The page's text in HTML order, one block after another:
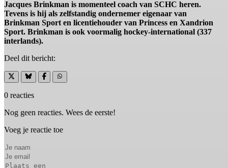
Jacques Brinkman is momenteel coach van SCHC heren.
Tevens is hij als zelfstandig ondernemer eigenaar van
Brinkman Sport en licentiehouder van Princess en Xandrion
Sport. Brinkman is ook voormalig hockey-international (337
interlands).
Deel dit bericht:
0 reacties
Nog geen reacties. Wees de eerste!
Voeg je reactie toe